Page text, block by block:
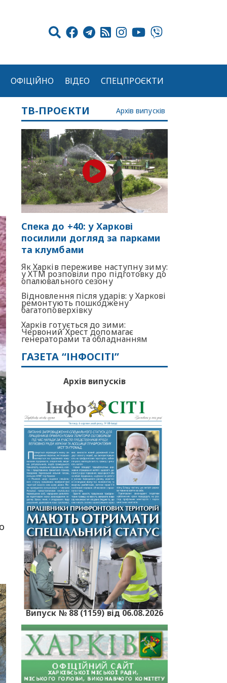
ОФІЦІЙНО ВІДЕО СПЕЦПРОЄКТИ
ТВ-ПРОЄКТИ Архів випусків
Спека до +40: у Харкові
посилили догляд за парками
та клумбами
Як Харків переживе наступну зиму:
у ХТМ розповіли про підготовку до
опалювального сезону
Відновлення після ударів: у Харкові
ремонтують пошкоджену
багатоповерхівку
Харків готується до зими:
Червоний Хрест допомагає
генераторами та обладнанням
ГАЗЕТА “ІНФОСІТІ”
Архів випусків
Випуск № 88 (1159) від 06.08.2026